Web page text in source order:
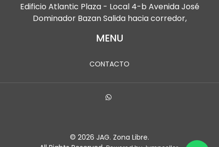
Edificio Atlantic Plaza - Local 4-b Avenida José
Dominador Bazan Salida hacia corredor,
MENU
CONTACTO
© 2026 JAG. Zona Libre.